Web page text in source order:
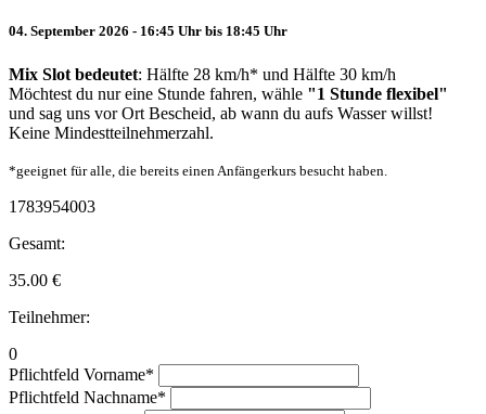
04. September 2026 - 16:45 Uhr bis 18:45 Uhr
Mix Slot bedeutet: Hälfte 28 km/h* und Hälfte 30 km/h
Möchtest du nur eine Stunde fahren, wähle "1 Stunde flexibel"
und sag uns vor Ort Bescheid, ab wann du aufs Wasser willst!
Keine Mindestteilnehmerzahl.
*geeignet für alle, die bereits einen Anfängerkurs besucht haben.
1783954003
Gesamt:
35.00 €
Teilnehmer:
0
Pflichtfeld Vorname*
Pflichtfeld Nachname*